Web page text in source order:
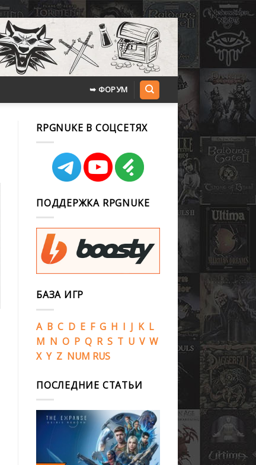
➥ ФОРУМ
RPGNUKE В СОЦСЕТЯХ
ПОДДЕРЖКА RPGNUKE
БАЗА ИГР
A B C D E F G H I J K L
M N O P Q R S T U V W
X Y Z NUM RUS
ПОСЛЕДНИЕ СТАТЬИ